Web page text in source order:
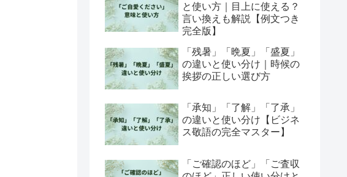
と使い方｜目上に使える？
言い換えも解説【例文つき
完全版】
「残暑」「晩夏」「盛夏」
の違いと使い分け｜時候の
挨拶の正しい選び方
「承知」「了解」「了承」
の違いと使い分け【ビジネ
ス敬語の完全マスター】
「ご確認のほど」「ご査収